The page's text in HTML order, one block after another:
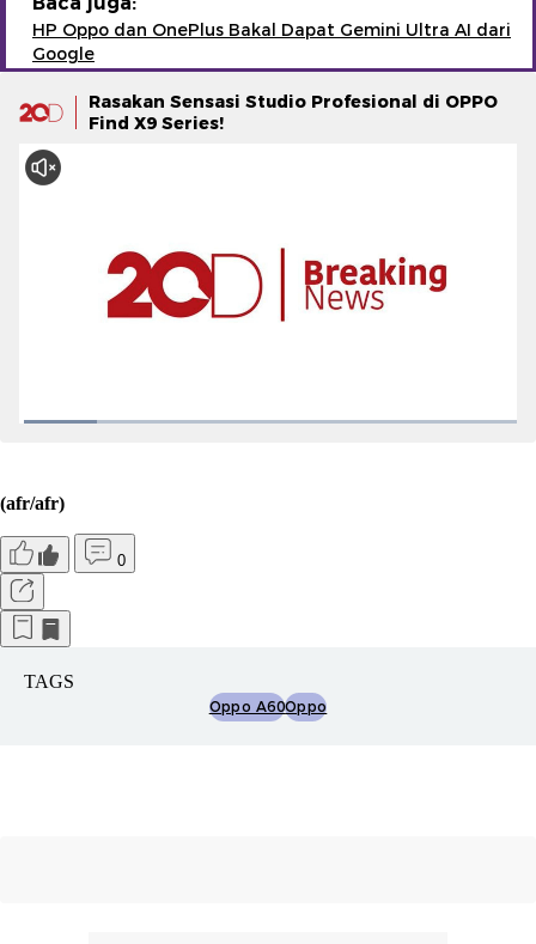
HP Oppo dan OnePlus Bakal Dapat Gemini Ultra AI dari
Google
Rasakan Sensasi Studio Profesional di OPPO
Find X9 Series!
(afr/afr)
0
TAGS
Oppo A60Oppo